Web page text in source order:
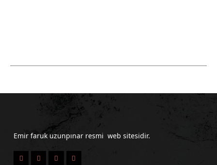
Emir faruk uzunpınar resmi web sitesidir.